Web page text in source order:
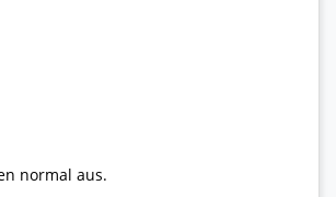
normal aus.